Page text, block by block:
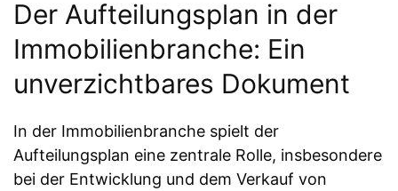
Der Aufteilungsplan in der
Immobilienbranche: Ein
unverzichtbares Dokument
In der Immobilienbranche spielt der
Aufteilungsplan eine zentrale Rolle, insbesondere
bei der Entwicklung und dem Verkauf von